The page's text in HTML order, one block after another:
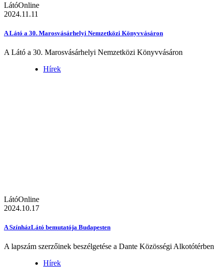
LátóOnline
2024.11.11
A Látó a 30. Marosvásárhelyi Nemzetközi Könyvvásáron
A Látó a 30. Marosvásárhelyi Nemzetközi Könyvvásáron
Hírek
LátóOnline
2024.10.17
A SzínházLátó bemutatója Budapesten
A lapszám szerzőinek beszélgetése a Dante Közösségi Alkotótérben
Hírek